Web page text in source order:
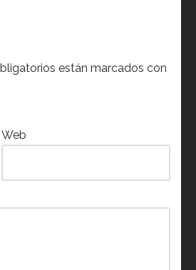
están marcados con
Web